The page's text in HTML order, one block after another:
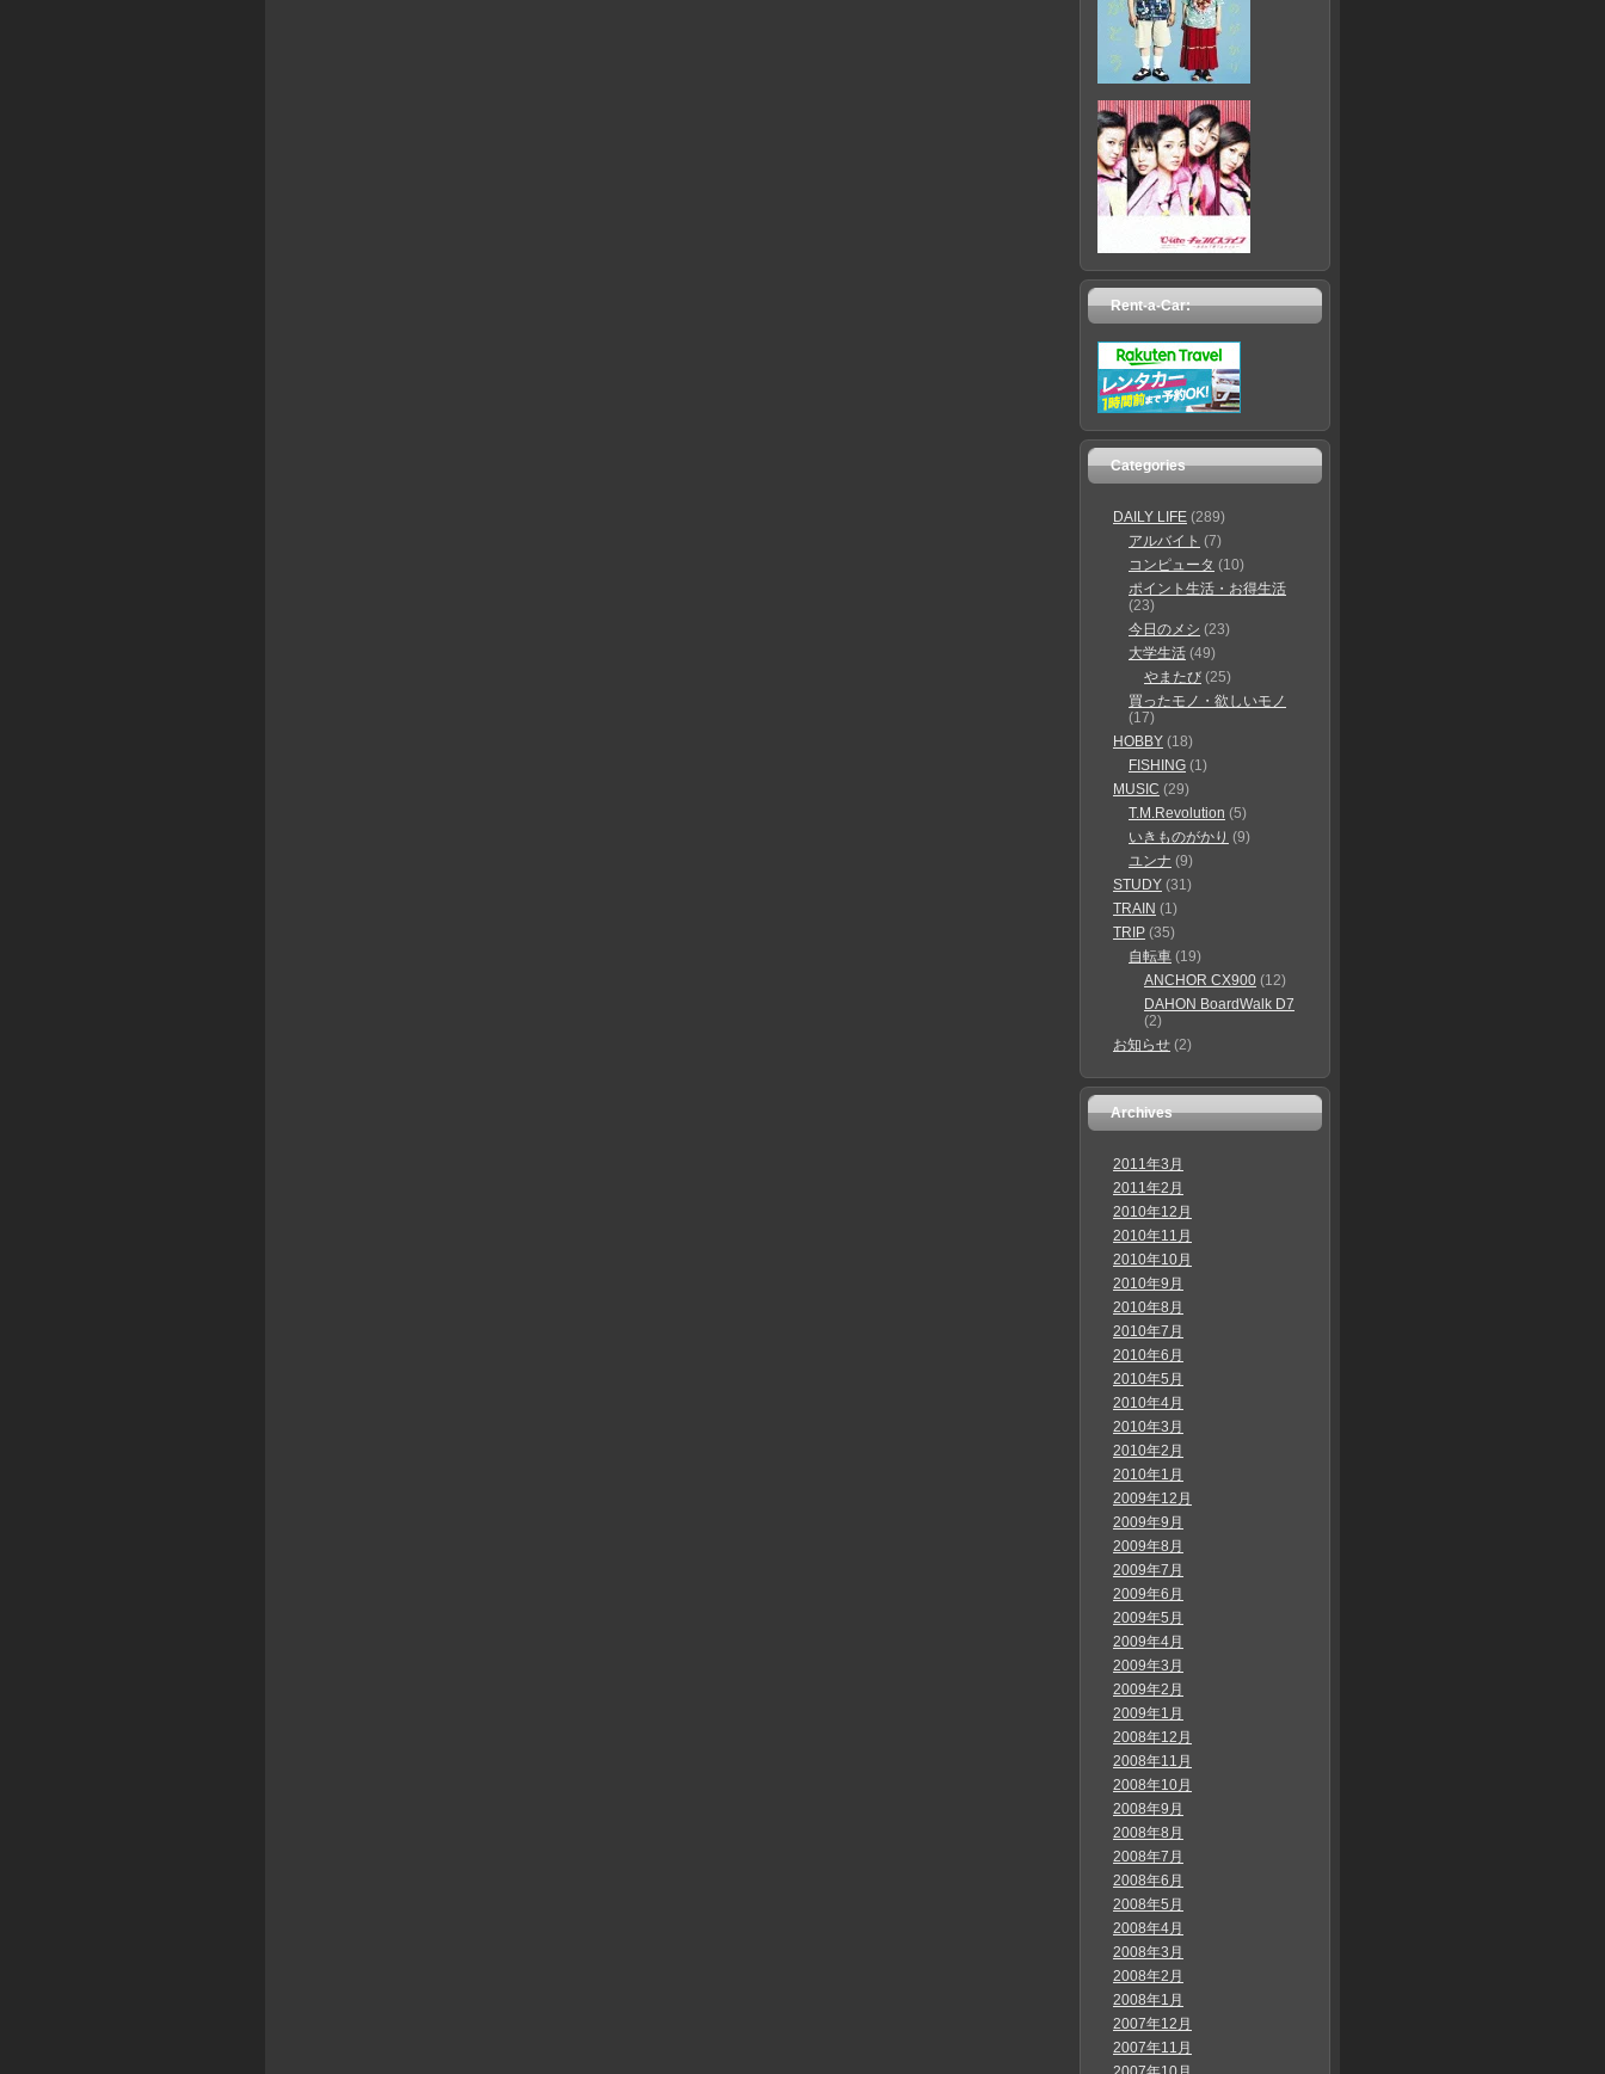
Rent-a-Car:
Categories
DAILY LIFE (289)
アルバイト (7)
コンピュータ (10)
ポイント生活・お得生活
(23)
今日のメシ (23)
大学生活 (49)
やまたび (25)
買ったモノ・欲しいモノ
(17)
HOBBY (18)
FISHING (1)
MUSIC (29)
T.M.Revolution (5)
いきものがかり (9)
ユンナ (9)
STUDY (31)
TRAIN (1)
TRIP (35)
自転車 (19)
ANCHOR CX900 (12)
DAHON BoardWalk D7
(2)
お知らせ (2)
Archives
2011年3月
2011年2月
2010年12月
2010年11月
2010年10月
2010年9月
2010年8月
2010年7月
2010年6月
2010年5月
2010年4月
2010年3月
2010年2月
2010年1月
2009年12月
2009年9月
2009年8月
2009年7月
2009年6月
2009年5月
2009年4月
2009年3月
2009年2月
2009年1月
2008年12月
2008年11月
2008年10月
2008年9月
2008年8月
2008年7月
2008年6月
2008年5月
2008年4月
2008年3月
2008年2月
2008年1月
2007年12月
2007年11月